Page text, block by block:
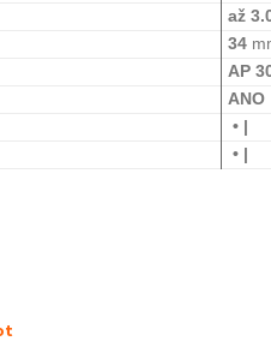
až
34
AP
ANO
• |
• |